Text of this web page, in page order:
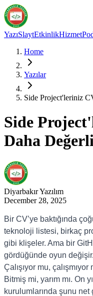
YazıSlaytEtkinlikHizmet
Home
Yazılar
Side Project'leriniz
Side
Daha
DiyarbakırYazılım
December 28, 2025
Bir CV’ye baktığında
teknoloji listesi, birkaç
gibi klişeler. Ama bir
gördüğünde oyun
Çalışıyor mu,
Bitmiş mi, yarım mı. On
kurulumlarında şunu